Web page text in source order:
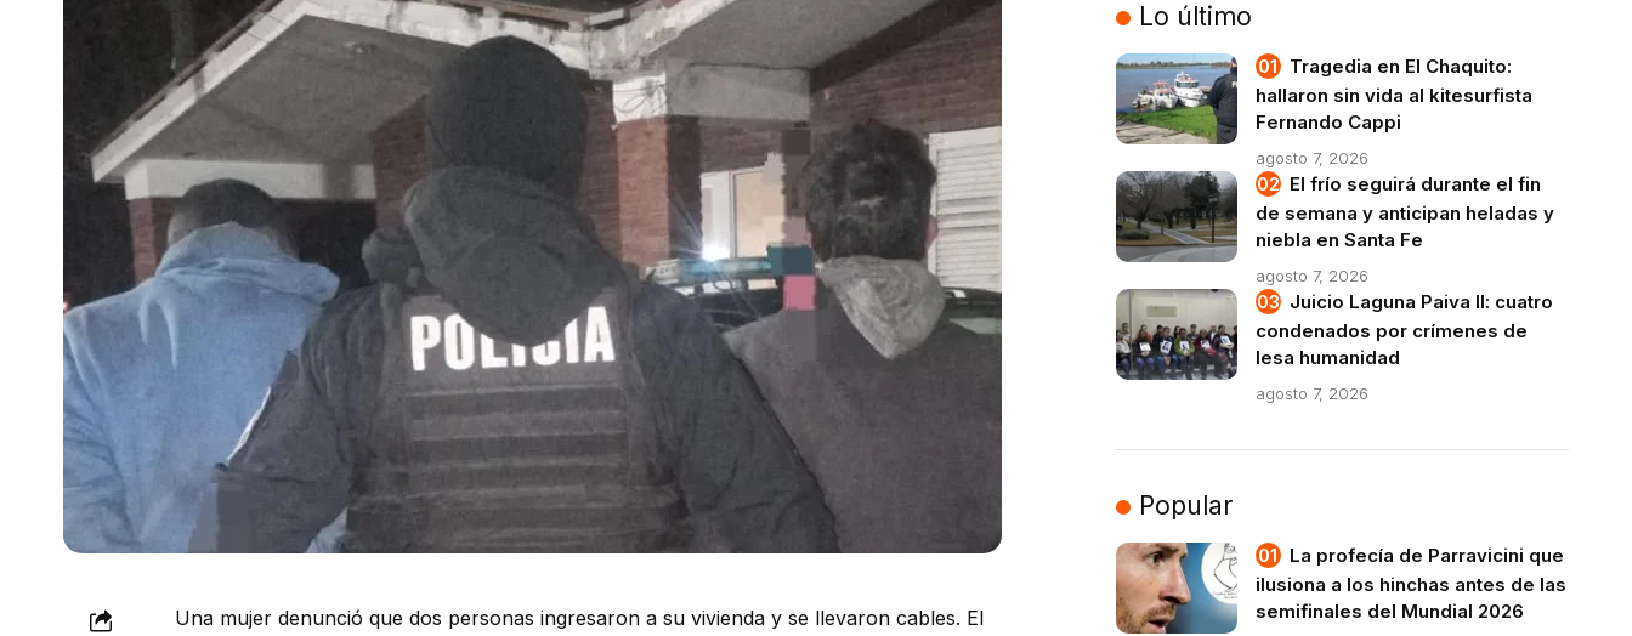
Una mujer denunció que dos personas ingresaron a su vivienda y se llevaron cables. El
Lo último
Tragedia en El Chaquito:
hallaron sin vida al kitesurfista
Fernando Cappi
agosto 7, 2026
El frío seguirá durante el fin
de semana y anticipan heladas y
niebla en Santa Fe
agosto 7, 2026
Juicio Laguna Paiva II: cuatro
condenados por crímenes de
lesa humanidad
agosto 7, 2026
Popular
La profecía de Parravicini que
ilusiona a los hinchas antes de las
semifinales del Mundial 2026